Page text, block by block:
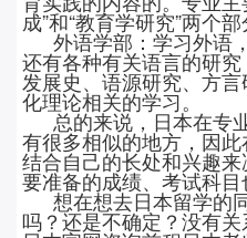
成”和“教育学研究”两个
外语学部：学习外语
还有各种有关语言的研
发展史、语源研究、方
化理论相关的学习。
总的来说，日本在专
有很多相似的地方，因
结合自己的长处和兴趣
要准备的成绩、考试科
想在想去日本留学的
吗？还是不确定？没有